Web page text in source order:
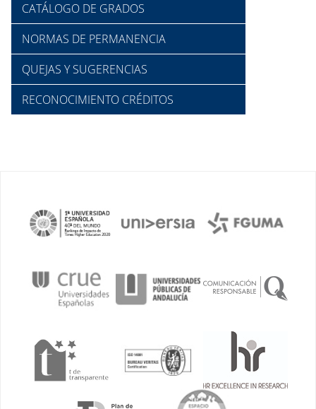
CATÁLOGO DE GRADOS
NORMAS DE PERMANENCIA
QUEJAS Y SUGERENCIAS
RECONOCIMIENTO CRÉDITOS